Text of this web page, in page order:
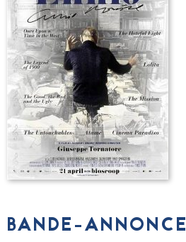
BANDE-ANNONCE